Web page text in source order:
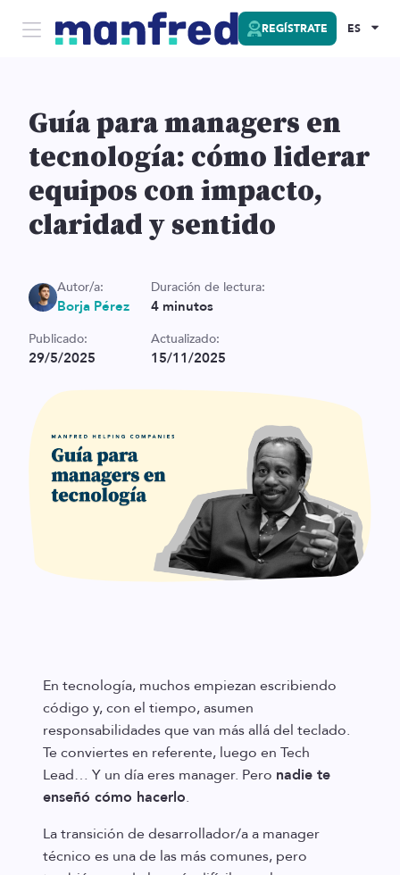
REGÍSTRATE ES
Guía para managers en
tecnología: cómo liderar
equipos con impacto,
claridad y sentido
Autor/a:
Borja Pérez
Publicado:
29/5/2025
Actualizado:
15/11/2025
Duración de lectura:
4 minutos
En tecnología, muchos empiezan escribiendo
código y, con el tiempo, asumen
responsabilidades que van más allá del teclado.
Te conviertes en referente, luego en Tech
Lead… Y un día eres manager. Pero nadie te
enseñó cómo hacerlo.
La transición de desarrollador/a a manager
técnico es una de las más comunes, pero